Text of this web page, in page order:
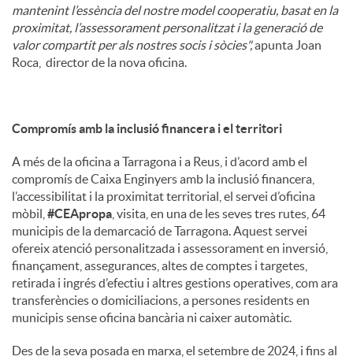
mantenint l’essència del nostre model cooperatiu, basat en la
proximitat, l’assessorament personalitzat i la generació de
valor compartit per als nostres socis i sòcies",apunta Joan
Roca, director de la nova oficina.
Compromís amb la inclusió financera i el territori
A més de la oficina a Tarragona i a Reus, i d’acord amb el
compromís de Caixa Enginyers amb la inclusió financera,
l’accessibilitat i la proximitat territorial, el servei d’oficina
mòbil, #CEApropa , visita, en una de les seves tres rutes, 64
municipis de la demarcació de Tarragona. Aquest servei
ofereix atenció personalitzada i assessorament en inversió,
finançament, assegurances, altes de comptes i targetes,
retirada i ingrés d’efectiu i altres gestions operatives, com ara
transferències o domiciliacions, a persones residents en
municipis sense oficina bancària ni caixer automàtic.
Des de la seva posada en marxa, el setembre de 2024, i fins al